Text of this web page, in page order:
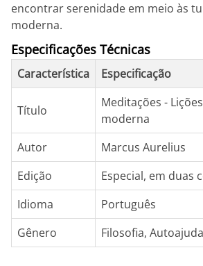
encontrar serenidade em meio às
moderna.
Especificações Técnicas
Característica Especificação
Título
Meditações -
moderna
Autor
Marcus Aurelius
Edição
Especial, em duas
Idioma
Português
Gênero
Filosofia, Autoajuda